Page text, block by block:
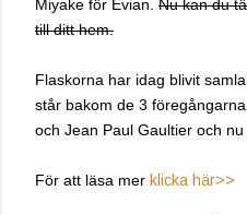
Miyake för Evian. Nu kan du
till ditt hem.
Flaskorna har idag blivit
står bakom de 3
och Jean Paul Gaultier och nu
För att läsa mer klicka här>>